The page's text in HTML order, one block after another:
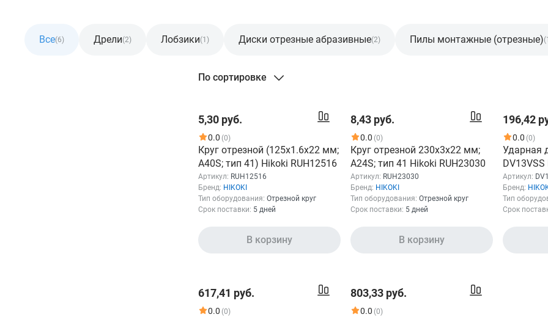
Все(6) Дрели(2) Лобзики(1) Диски отрезные абразивные(2) Пилы монтажные (отрезные)
По сортировке
5,30 руб.
0.0 (0)
Круг отрезной (125x1.6x22 мм;
A40S; тип 41) Hikoki RUH12516
Артикул: RUH12516
Бренд: HIKOKI
Тип оборудования: Отрезной круг
Срок поставки: 5 дней
В корзину
8,43 руб.
0.0 (0)
Круг отрезной 230x3x22 мм;
A24S; тип 41 Hikoki RUH23030
Артикул: RUH23030
Бренд: HIKOKI
Тип оборудования: Отрезной круг
Срок поставки: 5 дней
В корзину
196,42
0.0 (0)
Ударная
DV13VSS
Артикул:
Бренд:
Тип
Срок
617,41 руб.
0.0 (0)
803,33 руб.
0.0 (0)